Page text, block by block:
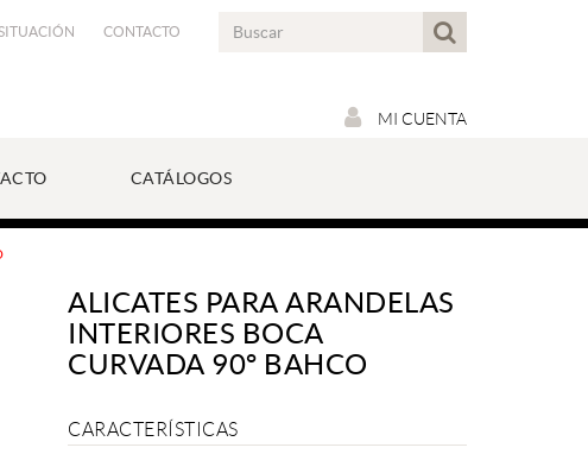
CONTACTO
MI CUENTA
CATÁLOGOS
ALICATES PARA ARANDELAS
INTERIORES BOCA
CURVADA 90º BAHCO
CARACTERÍSTICAS